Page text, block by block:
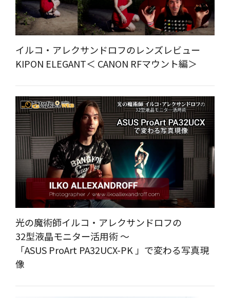
イルコ・アレクサンドロフのレンズレビュー
KIPON ELEGANT＜ CANON RFマウント編＞
光の魔術師イルコ・アレクサンドロフの
32型液晶モニター活用術 ～
「ASUS ProArt PA32UCX-PK 」で変わる写真現
像